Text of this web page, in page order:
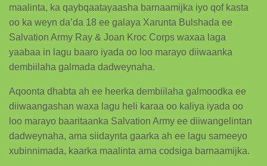
maalinta, ka qaybqaatayaasha barnaamijka iyo qof kasta
oo ka weyn da’da 18 ee galaya Xarunta Bulshada ee
Salvation Army Ray & Joan Kroc Corps waxaa laga
yaabaa in lagu baaro iyada oo loo marayo diiwaanka
dembiilaha galmada dadweynaha.
Aqoonta dhabta ah ee heerka dembiilaha galmoodka ee
diiwaangashan waxa lagu heli karaa oo kaliya iyada oo
loo marayo baaritaanka Salvation Army ee diiwangelintan
dadweynaha, ama siidaynta gaarka ah ee lagu sameeyo
xubinnimada, kaarka maalinta ama codsiga barnaamijka.